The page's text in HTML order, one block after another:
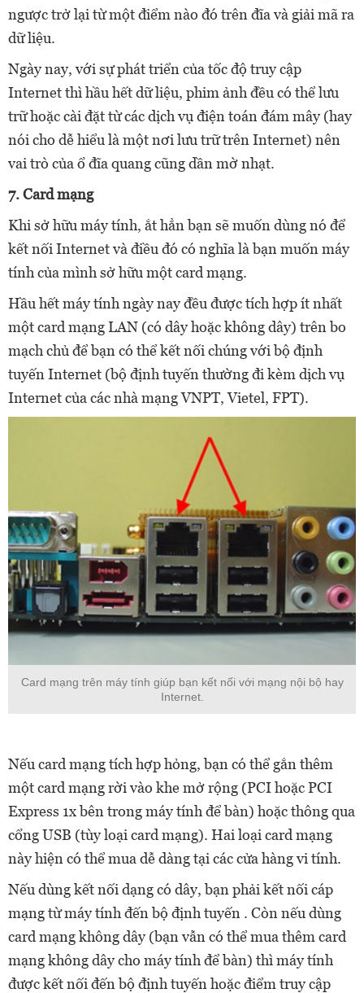
ngược trở lại từ một điểm nào đó trên đĩa và giải mã ra
dữ liệu.
Ngày nay, với sự phát triển của tốc độ truy cập
Internet thì hầu hết dữ liệu, phim ảnh đều có thể lưu
trữ hoặc cài đặt từ các dịch vụ điện toán đám mây (hay
nói cho dễ hiểu là một nơi lưu trữ trên Internet) nên
vai trò của ổ đĩa quang cũng dần mờ nhạt.
7. Card mạng
Khi sở hữu máy tính, ắt hẳn bạn sẽ muốn dùng nó để
kết nối Internet và điều đó có nghĩa là bạn muốn máy
tính của mình sở hữu một card mạng.
Hầu hết máy tính ngày nay đều được tích hợp ít nhất
một card mạng LAN (có dây hoặc không dây) trên bo
mạch chủ để bạn có thể kết nối chúng với bộ định
tuyến Internet (bộ định tuyến thường đi kèm dịch vụ
Internet của các nhà mạng VNPT, Vietel, FPT).
Card mạng trên máy tính giúp bạn kết nối với mạng nội bộ hay
Internet.
Nếu card mạng tích hợp hỏng, bạn có thể gắn thêm
một card mạng rời vào khe mở rộng (PCI hoặc PCI
Express 1x bên trong máy tính để bàn) hoặc thông qua
cổng USB (tùy loại card mạng). Hai loại card mạng
này hiện có thể mua dễ dàng tại các cửa hàng vi tính.
Nếu dùng kết nối dạng có dây, bạn phải kết nối cáp
mạng từ máy tính đến bộ định tuyến . Còn nếu dùng
card mạng không dây (bạn vẫn có thể mua thêm card
mạng không dây cho máy tính để bàn) thì máy tính
được kết nối đến bộ định tuyến hoặc điểm truy cập